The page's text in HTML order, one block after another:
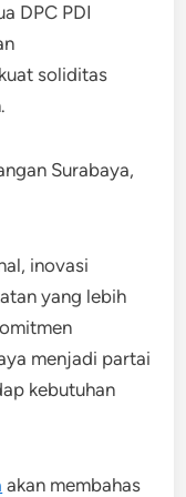
DPC PDI
soliditas
inovasi
yang lebih
menjadi partai
kebutuhan
akan membahas